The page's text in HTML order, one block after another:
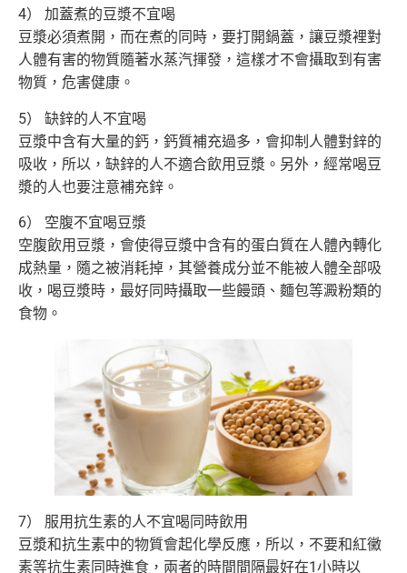
4） 加蓋煮的豆漿不宜喝
豆漿必須煮開，而在煮的同時，要打開鍋蓋，讓豆漿裡對
人體有害的物質隨著水蒸汽揮發，這樣才不會攝取到有害
物質，危害健康。
5） 缺鋅的人不宜喝
豆漿中含有大量的鈣，鈣質補充過多，會抑制人體對鋅的
吸收，所以，缺鋅的人不適合飲用豆漿。另外，經常喝豆
漿的人也要注意補充鋅。
6） 空腹不宜喝豆漿
空腹飲用豆漿，會使得豆漿中含有的蛋白質在人體內轉化
成熱量，隨之被消耗掉，其營養成分並不能被人體全部吸
收，喝豆漿時，最好同時攝取一些饅頭、麵包等澱粉類的
食物。
7） 服用抗生素的人不宜喝同時飲用
豆漿和抗生素中的物質會起化學反應，所以，不要和紅黴
素等抗生素同時進食，兩者的時間間隔最好在1小時以